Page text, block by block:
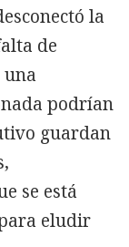
la
de
podrían
guardan
se está
eludir